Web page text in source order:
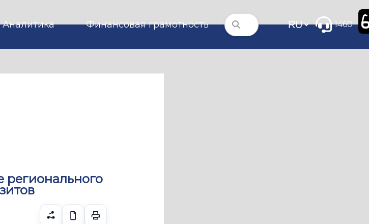
Аналитика Финансовая грамотность 1460
регионального